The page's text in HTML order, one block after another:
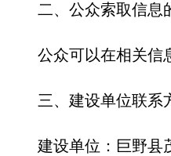
二、公众索取信息
公众可以在相关信
三、建设单位联系
建设单位： 巨野县